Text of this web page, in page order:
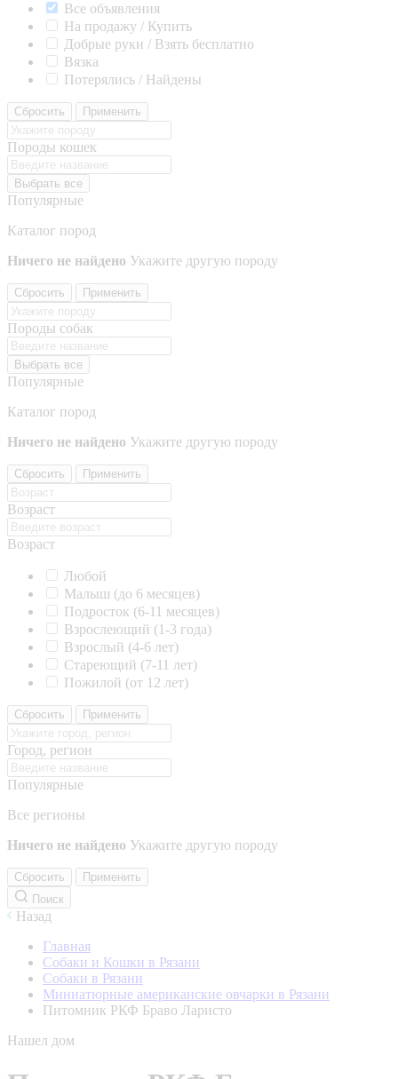
Все объявления
На продажу / Купить
Добрые руки / Взять бесплатно
Вязка
Потерялись / Найдены
Сбросить Применить
Породы кошек
Выбрать все
Популярные
Каталог пород
Ничего не найдено Укажите другую породу
Сбросить Применить
Породы собак
Выбрать все
Популярные
Каталог пород
Ничего не найдено Укажите другую породу
Сбросить Применить
Возраст
Возраст
Любой
Малыш (до 6 месяцев)
Подросток (6-11 месяцев)
Взрослеющий (1-3 года)
Взрослый (4-6 лет)
Стареющий (7-11 лет)
Пожилой (от 12 лет)
Сбросить Применить
Город, регион
Популярные
Все регионы
Ничего не найдено Укажите другую породу
Сбросить
Применить
Поиск
Назад
Главная
Собаки и Кошки в Рязани
Собаки в Рязани
Миниатюрные американские овчарки в Рязани
Питомник РКФ Браво Ларисто
Нашел дом